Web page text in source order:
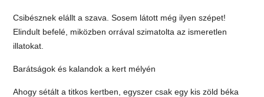
Csibésznek elállt a szava. Sosem látott még ilyen szépet!
Elindult befelé, miközben orrával szimatolta az ismeretlen
illatokat.
Barátságok és kalandok a kert mélyén
Ahogy sétált a titkos kertben, egyszer csak egy kis zöld béka